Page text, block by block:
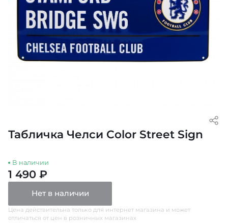
Табличка Челси Color Street Sign
В наличии
1 490 ₽
Нет в наличии
Цена действительна только для интернет магазина и может
отличаться от цен в розничных магазинах